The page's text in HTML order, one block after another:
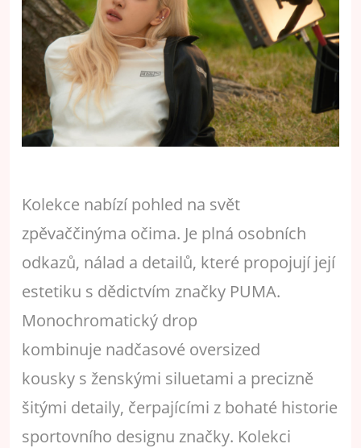
Kolekce nabízí pohled na svět
zpěvaččinýma očima. Je plná osobních
odkazů, nálad a detailů, které propojují její
estetiku s dědictvím značky PUMA.
Monochromatický drop
kombinuje nadčasové oversized
kousky s ženskými siluetami a precizně
šitými detaily, čerpajícími z bohaté historie
sportovního designu značky. Kolekci